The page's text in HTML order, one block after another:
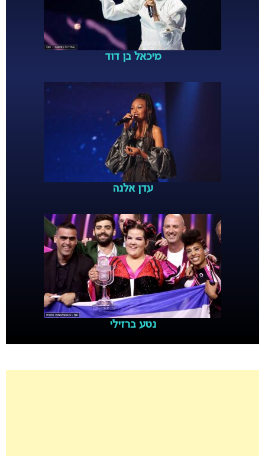
מיכאל בן דוד
עדן אלנה
נטע ברזילי